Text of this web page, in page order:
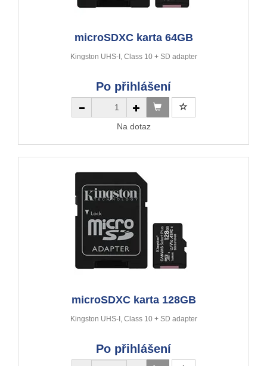
microSDXC karta 64GB
Kingston UHS-I, Class 10 + SD adapter
Po přihlášení
Na dotaz
microSDXC karta 128GB
Kingston UHS-I, Class 10 + SD adapter
Po přihlášení